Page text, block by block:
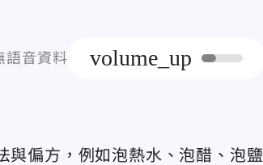
語音資料 volume_up
與偏方，例如泡熱水、泡醋、泡鹽